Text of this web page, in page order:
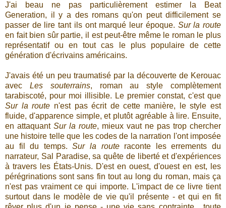
J'ai beau ne pas particulièrement estimer la Beat
Generation, il y a des romans qu'on peut difficilement se
passer de lire tant ils ont marqué leur époque. Sur la route
en fait bien sûr partie, il est peut-être même le roman le plus
représentatif ou en tout cas le plus populaire de cette
génération d'écrivains américains.
J'avais été un peu traumatisé par la découverte de Kerouac
avec Les souterrains, roman au style complètement
tarabiscoté, pour moi illisible. Le premier constat, c'est que
Sur la route n'est pas écrit de cette manière, le style est
fluide, d'apparence simple, et plutôt agréable à lire. Ensuite,
en attaquant Sur la route, mieux vaut ne pas trop chercher
une histoire telle que les codes de la narration l'ont imposée
au fil du temps.Sur la routeraconte les errements du
narrateur, Sal Paradise, sa quête de liberté et d'expériences
à travers les États-Unis. D'est en ouest, d'ouest en est, les
pérégrinations sont sans fin tout au long du roman, mais ça
n'est pas vraiment ce qui importe. L'impact de ce livre tient
surtout dans le modèle de vie qu'il présente - et qui en fit